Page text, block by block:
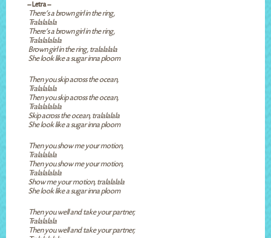
-- Letra --
There's a brown girl in the ring,
Tralalalala
There's a brown girl in the ring,
Tralalalalala
Brown girl in the ring, tralalalala
She look like a sugar inna ploom
Then you skip across the ocean,
Tralalalala
Then you skip across the ocean,
Tralalalalala
Skip across the ocean, tralalalala
She look like a sugar inna ploom
Then you show me your motion,
Tralalalala
Then you show me your motion,
Tralalalalala
Show me your motion, tralalalala
She look like a sugar inna ploom
Then you well and take your partner,
Tralalalala
Then you well and take your partner,